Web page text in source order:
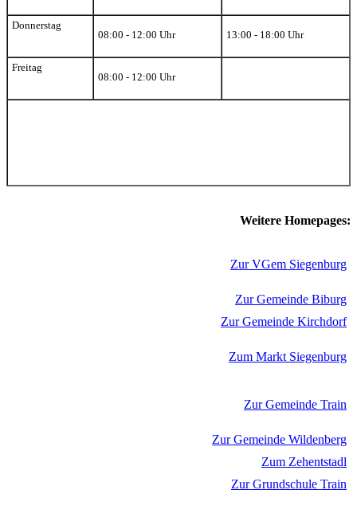
Donnerstag
08:00 - 12:00 Uhr
13:00 - 18:00 Uhr
Freitag
08:00 - 12:00 Uhr
Weitere Homepages:
Zur VGem Siegenburg
Zur Gemeinde Biburg
Zur Gemeinde Kirchdorf
Zum Markt Siegenburg
Zur Gemeinde Train
Zur Gemeinde Wildenberg
Zum Zehentstadl
Zur Grundschule Train